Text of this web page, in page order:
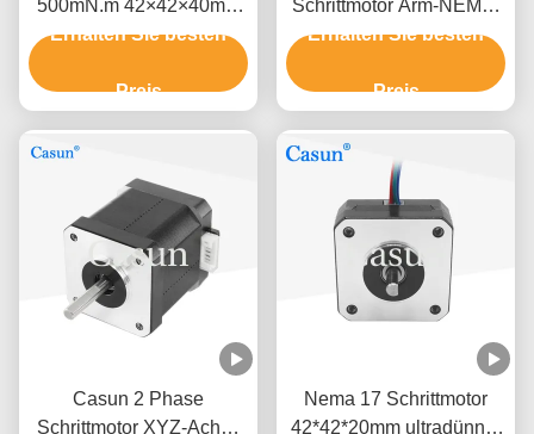
500mN.m 42×42×40mm
NEMA 17 mit ISO CE
Erhalten Sie besten
Preis
Schrittmotor Arm-NEMA-
17 1,8 Grad 2 Phase
Erhalten Sie besten
Preis
Casun 2 Phase
Schrittmotor XYZ-Achse
Nema 17 Schrittmotor
42*42*20mm ultradünner